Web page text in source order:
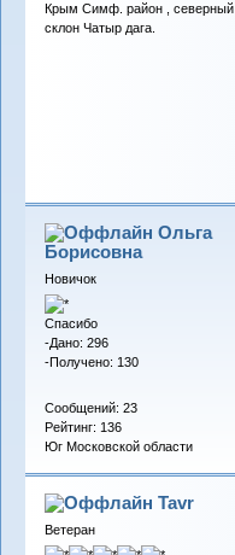
Крым Симф. район , северный
склон Чатыр дага.
Ольга
Борисовна
Новичок
Спасибо
-Дано: 296
-Получено: 130
Сообщений: 23
Рейтинг: 136
Юг Московской области
Tavr
Ветеран